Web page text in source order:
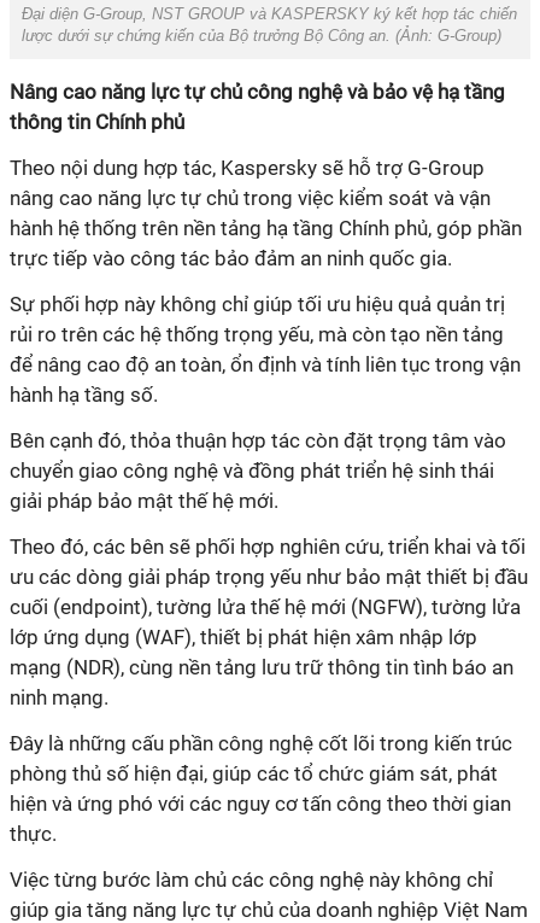
lược dưới sự chứng kiến của Bộ trưởng Bộ Công an‏. (Ảnh: G-Group)
nâng cao năng lực tự chủ trong việc kiểm soát và vận
hành hệ thống trên nền tảng hạ tầng Chính phủ, góp phần
trực tiếp vào công tác bảo đảm an ninh quốc gia.
Sự phối hợp này không chỉ giúp tối ưu hiệu quả quản trị
rủi ro trên các hệ thống trọng yếu, mà còn tạo nền tảng
để nâng cao độ an toàn, ổn định và tính liên tục trong vận
chuyển giao công nghệ và đồng phát triển hệ sinh thái
giải pháp bảo mật thế hệ mới.
Theo đó, các bên sẽ phối hợp nghiên cứu, triển khai và tối
ưu các dòng giải pháp trọng yếu như bảo mật thiết bị đầu
cuối (endpoint), tường lửa thế hệ mới (NGFW), tường lửa
lớp ứng dụng (WAF), thiết bị phát hiện xâm nhập lớp
mạng (NDR), cùng nền tảng lưu trữ thông tin tình báo an
phòng thủ số hiện đại, giúp các tổ chức giám sát, phát
hiện và ứng phó với các nguy cơ tấn công theo thời gian
thực.
Việc từng bước làm chủ các công nghệ này không chỉ
giúp gia tăng năng lực tự chủ của doanh nghiệp Việt Nam